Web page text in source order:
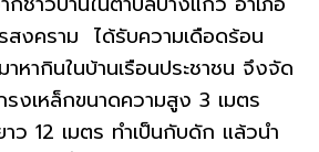
งคราม ได้รับความเดือดร้อน
หากินในบ้านเรือนประชาชน จึงจัด
รงเหล็กขนาดความสูง 3 เมตร
ว 12 เมตร ทำเป็นกับดัก แล้วนำ